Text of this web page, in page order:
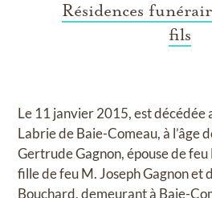
Résidences
fils
Le 11 janvier 2015, est décédée
Labrie de Baie-Comeau, à l’âge
Gertrude Gagnon, épouse de
fille de feu M. Joseph Gagnon et
Bouchard, demeurant à Baie-